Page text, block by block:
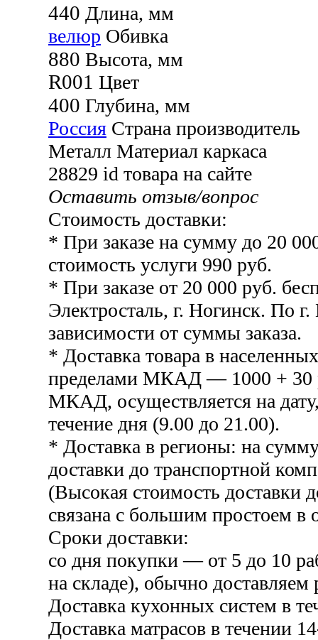
440 Длина, мм
велюр Обивка
880 Высота, мм
R001 Цвет
400 Глубина, мм
Россия Страна производитель
Металл Материал каркаса
28829 id товара на сайте
Оставить отзыв/вопрос
Стоимость доставки:
* При заказе на сумму до 20
стоимость услуги 990 руб.
* При заказе от 20 000 руб.
Электросталь, г. Ногинск. По г.
зависимости от суммы заказа.
* Доставка товара в
пределами МКАД — 1000 + 30
МКАД, осуществляется на
течение дня (9.00 до 21.00).
* Доставка в регионы: на
доставки до транспортной
(Высокая стоимость доставки
связана с большим простоем в
Сроки доставки:
со дня покупки — от 5 до 10
на складе), обычно
Доставка кухонных систем в
Доставка матрасов в течении